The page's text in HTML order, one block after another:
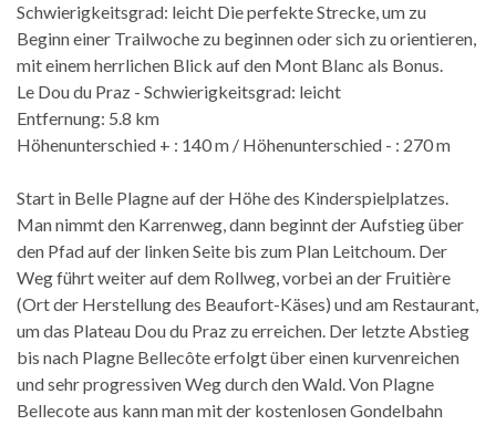
Schwierigkeitsgrad: leicht Die perfekte Strecke, um zu
Beginn einer Trailwoche zu beginnen oder sich zu orientieren,
mit einem herrlichen Blick auf den Mont Blanc als Bonus.
Le Dou du Praz - Schwierigkeitsgrad: leicht
Entfernung: 5.8 km
Höhenunterschied + : 140 m / Höhenunterschied - : 270 m
Start in Belle Plagne auf der Höhe des Kinderspielplatzes.
Man nimmt den Karrenweg, dann beginnt der Aufstieg über
den Pfad auf der linken Seite bis zum Plan Leitchoum. Der
Weg führt weiter auf dem Rollweg, vorbei an der Fruitière
(Ort der Herstellung des Beaufort-Käses) und am Restaurant,
um das Plateau Dou du Praz zu erreichen. Der letzte Abstieg
bis nach Plagne Bellecôte erfolgt über einen kurvenreichen
und sehr progressiven Weg durch den Wald. Von Plagne
Bellecote aus kann man mit der kostenlosen Gondelbahn